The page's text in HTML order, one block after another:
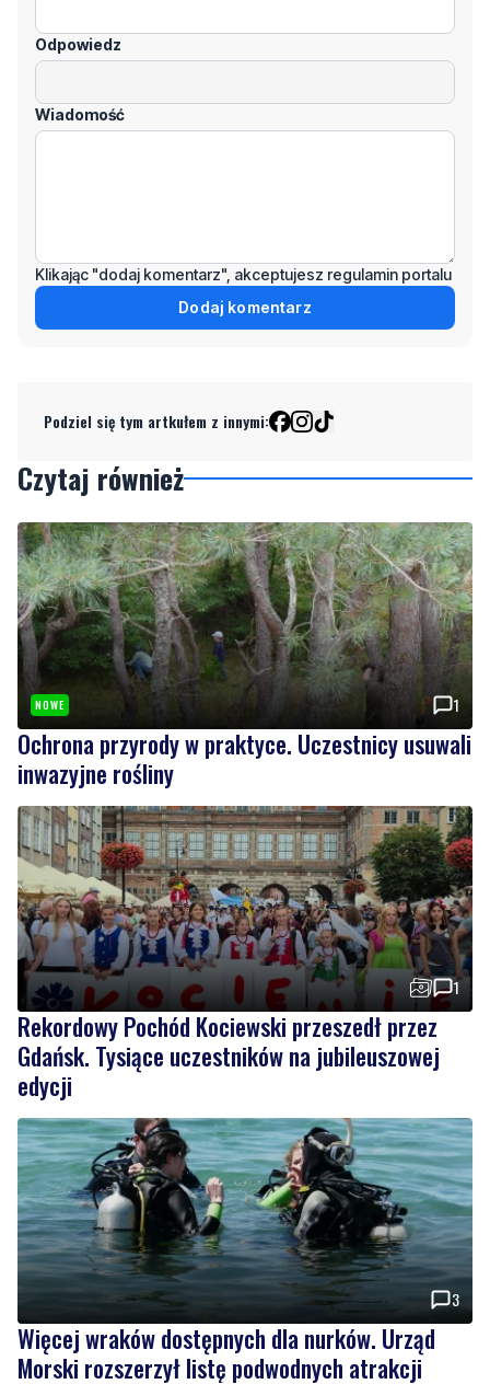
Wiadomość
NOWE 1
Ochrona przyrody w praktyce. Uczestnicy usuwali
inwazyjne rośliny
1
Rekordowy Pochód Kociewski przeszedł przez
Gdańsk. Tysiące uczestników na jubileuszowej
edycji
3
Więcej wraków dostępnych dla nurków. Urząd
Morski rozszerzył listę podwodnych atrakcji
Wiadomości
NOWE sobota, 8 sierpnia 2026
Ponad 24 tysiące metrów kwadratowych